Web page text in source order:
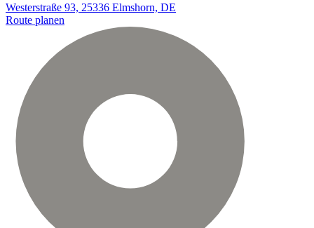
Westerstraße 93, 25336 Elmshorn, DE
Route planen